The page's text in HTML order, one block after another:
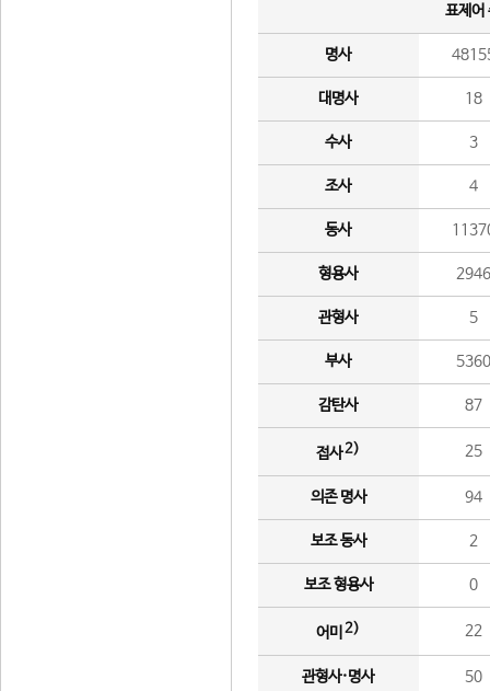
표제어
명사
대명사 18
수사 3
조사 4
동사
형용사 2946
관형사 5
부사 5360
감탄사 87
접사2) 25
의존 명사 94
보조 동사 2
보조 형용사 0
어미 2) 22
관형사·명사 50